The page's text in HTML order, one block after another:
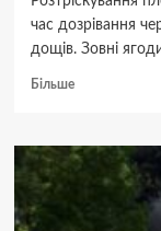
час дозрівання
дощів. Зовні
БільшеДокладніше
ягоди
черешні
тріскаються